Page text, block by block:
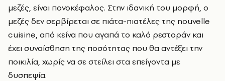
μεζές, είναι πονοκέφαλος. Στην ιδανική του μορφή, ο
μεζές δεν σερβίρεται σε πιάτα-πιατέλες της nouvelle
cuisine, από κείνα που αγαπά το καλό ρεστοράν και
έχει συναίσθηση της ποσότητας που θα αντέξει την
ποικιλία, χωρίς να σε στείλει στα επείγοντα με
δυσπεψία.